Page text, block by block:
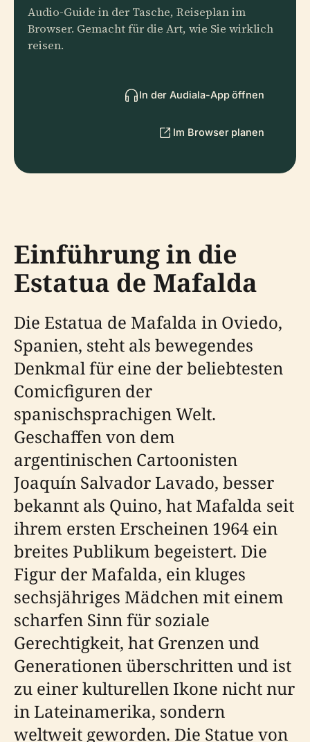
Audio-Guide in der Tasche, Reiseplan im
Browser. Gemacht für die Art, wie Sie wirklich
reisen.
In der Audiala-App öffnen
Im Browser planen
Einführung in die
Estatua de Mafalda
Die Estatua de Mafalda in Oviedo,
Spanien, steht als bewegendes
Denkmal für eine der beliebtesten
Comicfiguren der
spanischsprachigen Welt.
Geschaffen von dem
argentinischen Cartoonisten
Joaquín Salvador Lavado, besser
bekannt als Quino, hat Mafalda seit
ihrem ersten Erscheinen 1964 ein
breites Publikum begeistert. Die
Figur der Mafalda, ein kluges
sechsjähriges Mädchen mit einem
scharfen Sinn für soziale
Gerechtigkeit, hat Grenzen und
Generationen überschritten und ist
zu einer kulturellen Ikone nicht nur
in Lateinamerika, sondern
weltweit geworden. Die Statue von